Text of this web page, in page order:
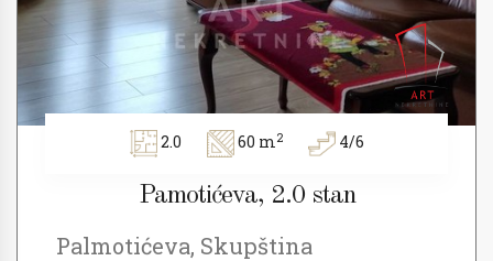
2.0 60 m2 4/6
Pamotićeva, 2.0 stan
Palmotićeva, Skupština